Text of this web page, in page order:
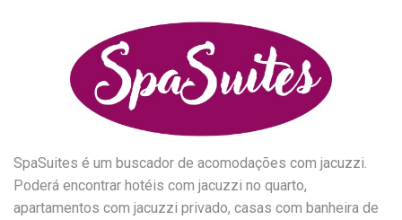
SpaSuites é um buscador de acomodações com jacuzzi.
Poderá encontrar hotéis com jacuzzi no quarto,
apartamentos com jacuzzi privado, casas com banheira de